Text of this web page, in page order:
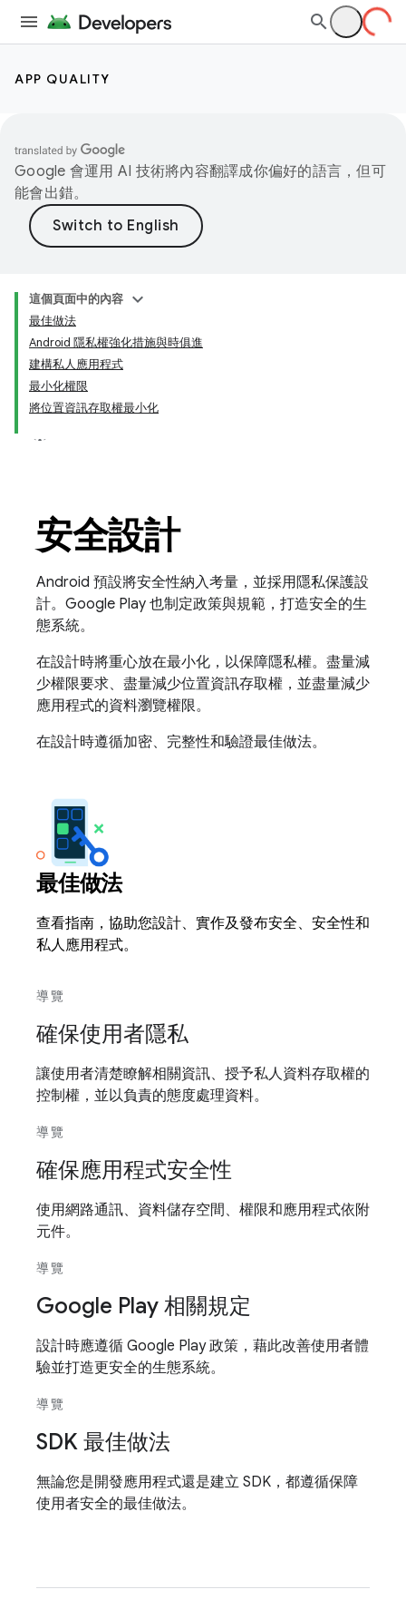
APP QUALITY
Google 會運用 AI 技術將內容翻譯成你偏好的語言，但可
能會出錯。
這個頁面中的內容
最佳做法
Android 隱私權強化措施與時俱進
建構私人應用程式
最小化權限
將位置資訊存取權最小化
安全設計
Android 預設將安全性納入考量，並採用隱私保護設
計。Google Play 也制定政策與規範，打造安全的生
態系統。
在設計時將重心放在最小化，以保障隱私權。盡量減
少權限要求、盡量減少位置資訊存取權，並盡量減少
應用程式的資料瀏覽權限。
在設計時遵循加密、完整性和驗證最佳做法。
最佳做法
查看指南，協助您設計、實作及發布安全、安全性和
私人應用程式。
導覽
確保使用者隱私
讓使用者清楚瞭解相關資訊、授予私人資料存取權的
控制權，並以負責的態度處理資料。
導覽
確保應用程式安全性
使用網路通訊、資料儲存空間、權限和應用程式依附
元件。
導覽
Google Play 相關規定
設計時應遵循 Google Play 政策，藉此改善使用者體
驗並打造更安全的生態系統。
導覽
SDK 最佳做法
無論您是開發應用程式還是建立 SDK，都遵循保障
使用者安全的最佳做法。